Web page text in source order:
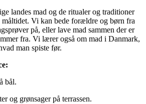
landes mad og de ritualer og traditioner
måltidet. Vi kan bede forældre og børn fra
på, eller lave mad sammen der er
fra. Vi lærer også om mad i Danmark,
man spiste før.
bål.
og grønsager på terrassen.